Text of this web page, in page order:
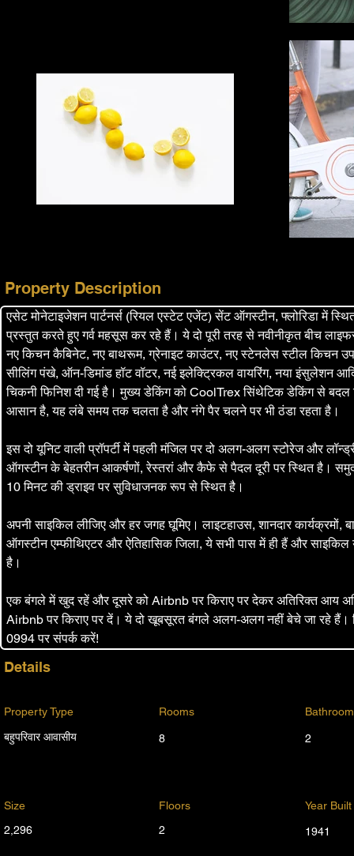
Property Description
एसेट मोनेटाइजेशन पार्टनर्स (रियल एस्टेट एजेंट) सेंट ऑगस्टीन, फ्लोरिडा में स्थित
प्रस्तुत करते हुए गर्व महसूस कर रहे हैं। ये दो पूरी तरह से नवीनीकृत बीच
नए किचन कैबिनेट, नए बाथरूम, ग्रेनाइट काउंटर, नए स्टेनलेस स्टील किचन
सीलिंग पंखे, ऑन-डिमांड हॉट वॉटर, नई इलेक्ट्रिकल वायरिंग, नया इंसुलेशन
चिकनी फिनिश दी गई है। मुख्य डेकिंग को CoolTrex सिंथेटिक डेकिंग से
आसान है, यह लंबे समय तक चलता है और नंगे पैर चलने पर भी ठंडा रहता है।
इस दो यूनिट वाली प्रॉपर्टी में पहली मंजिल पर दो अलग-अलग स्टोरेज और
ऑगस्टीन के बेहतरीन आकर्षणों, रेस्तरां और कैफे से पैदल दूरी पर स्थित है।
10 मिनट की ड्राइव पर सुविधाजनक रूप से स्थित है।
अपनी साइकिल लीजिए और हर जगह घूमिए। लाइटहाउस, शानदार कार्यक्रमों,
ऑगस्टीन एम्फीथिएटर और ऐतिहासिक जिला, ये सभी पास में ही हैं और
है।
एक बंगले में खुद रहें और दूसरे को Airbnb पर किराए पर देकर अतिरिक्त आय
Airbnb पर किराए पर दें। ये दो खूबसूरत बंगले अलग-अलग नहीं बेचे जा रहे
0994 पर संपर्क करें!
Details
Property Type Rooms
बहुपरिवार आवासीय
8 2
Size Floors
Year Built
2,296
2 1941